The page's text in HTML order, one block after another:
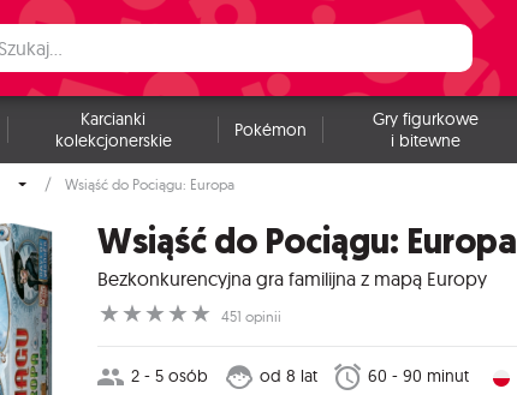
Karcianki
kolekcjonerskie
Pokémon
Gry figurkowe
i bitewne
Wsiąść do Pociągu: Europa
Wsiąść do Pociągu: Europa
Bezkonkurencyjna gra familijna z mapą Europy
☆
☆
☆
☆
☆ 451 opinii
2 - 5 osób od 8 lat 60 - 90 minut